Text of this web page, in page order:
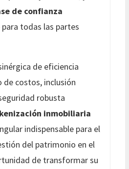
de confianza
para todas las partes
de eficiencia
de costos, inclusión
robusta
inmobiliaria
indispensable para el
del patrimonio en el
de transformar su